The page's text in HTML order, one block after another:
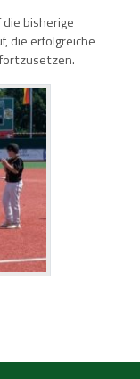
bisherige
die erfolgreiche